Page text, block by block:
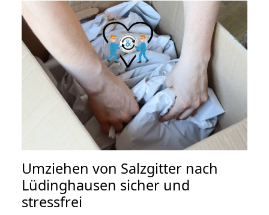
Umziehen von Salzgitter nach
Lüdinghausen sicher und
stressfrei